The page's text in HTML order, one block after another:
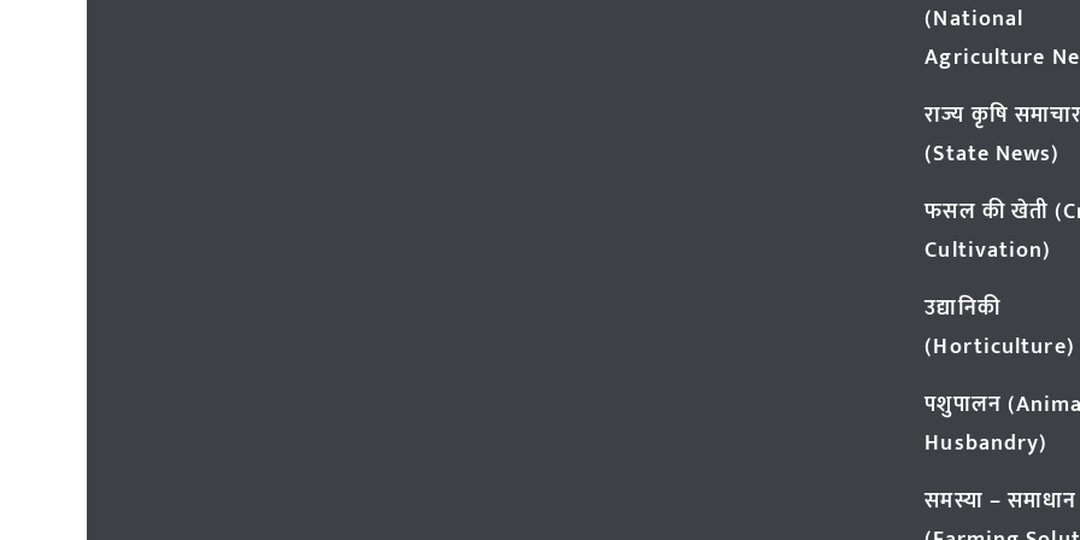
(National
Agriculture
राज्य कृषि समाचार
(State News)
फसल की खेती
Cultivation)
उद्यानिकी
(Horticulture)
पशुपालन
Husbandry)
समस्या – समाधान